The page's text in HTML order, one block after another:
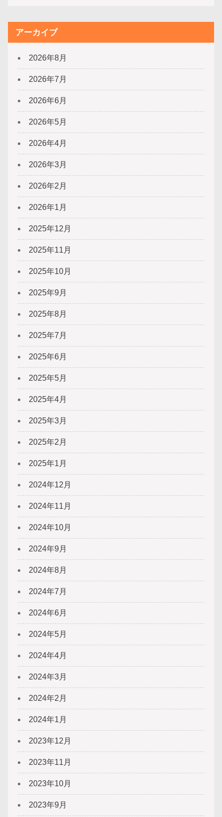
アーカイブ
2026年8月
2026年7月
2026年6月
2026年5月
2026年4月
2026年3月
2026年2月
2026年1月
2025年12月
2025年11月
2025年10月
2025年9月
2025年8月
2025年7月
2025年6月
2025年5月
2025年4月
2025年3月
2025年2月
2025年1月
2024年12月
2024年11月
2024年10月
2024年9月
2024年8月
2024年7月
2024年6月
2024年5月
2024年4月
2024年3月
2024年2月
2024年1月
2023年12月
2023年11月
2023年10月
2023年9月